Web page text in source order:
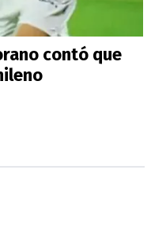
contó que